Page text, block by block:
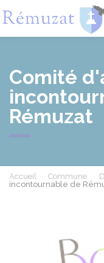
Comité
Rémuzat
Accueil Commune
incontournable de